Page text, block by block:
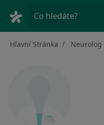
Co hledáte?
Hlavní Stránka Neurolog